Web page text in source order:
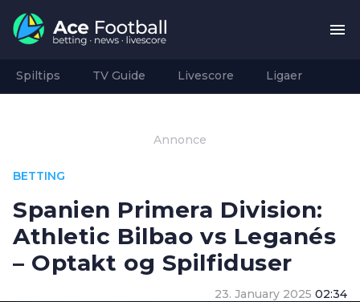
Spiltips TV Guide Livescore Ligaer
Annonce
BETTING
Spanien Primera Division:
Athletic Bilbao vs Leganés
– Optakt og Spilfiduser
23. January 2025 02:34